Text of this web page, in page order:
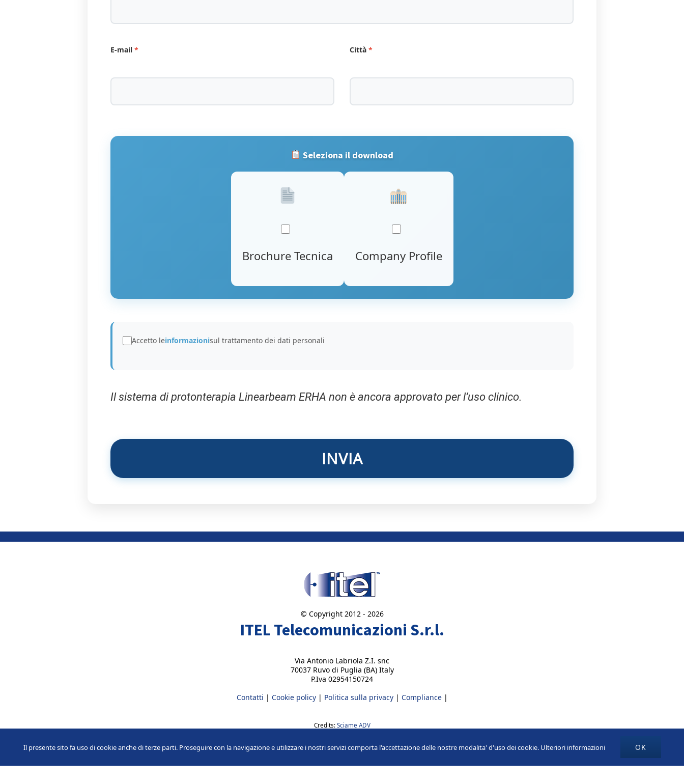
E-mail Città
Seleziona il download
Brochure Tecnica Company Profile
Accetto leinformazionisul trattamento dei dati personali
Il sistema di protonterapia Linearbeam ERHA non è ancora approvato per l’uso clinico.
© Copyright 2012 - 2026
ITEL Telecomunicazioni S.r.l.
Via Antonio Labriola Z.I. snc
70037 Ruvo di Puglia (BA) Italy
P.Iva 02954150724
Contatti | Cookie policy| Politica sulla privacy| Compliance|
Credits: Sciame ADV
Il presente sito fa uso di cookie anche di terze parti. Proseguire con la navigazione e utilizzare i nostri servizi comporta l'accettazione delle nostre modalita' d'uso dei cookie. Ulteriori informazioni OK